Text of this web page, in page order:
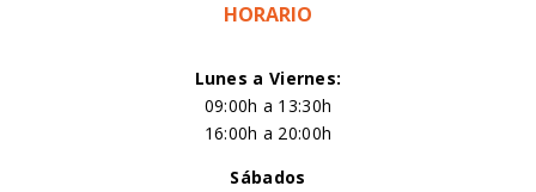
HORARIO
Lunes a Viernes:
09:00h a 13:30h
16:00h a 20:00h
Sábados